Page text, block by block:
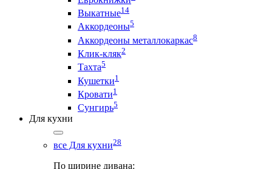
Выкатные14
Аккордеоны5
Аккордеоны металлокаркас8
Клик-кляк2
Тахта5
Кушетки1
Кровати1
Сунгирь5
Для кухни
все Для кухни28
По ширине дивана: